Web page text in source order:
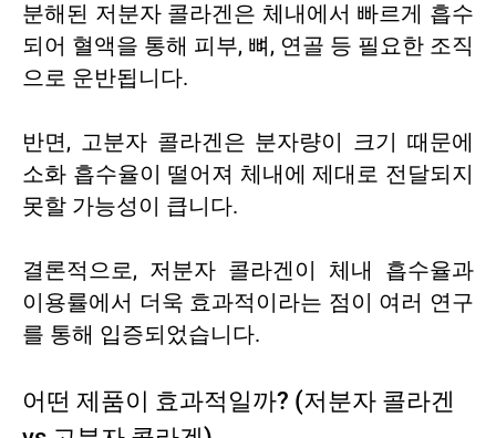
분해된 저분자 콜라겐은 체내에서 빠르게 흡수
되어 혈액을 통해 피부, 뼈, 연골 등 필요한 조직
으로 운반됩니다.
반면, 고분자 콜라겐은 분자량이 크기 때문에
소화 흡수율이 떨어져 체내에 제대로 전달되지
못할 가능성이 큽니다.
결론적으로, 저분자 콜라겐이 체내 흡수율과
이용률에서 더욱 효과적이라는 점이 여러 연구
를 통해 입증되었습니다.
어떤 제품이 효과적일까? (저분자 콜라겐